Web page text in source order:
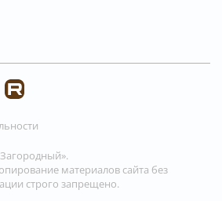
материалов сайта без
строго запрещено.